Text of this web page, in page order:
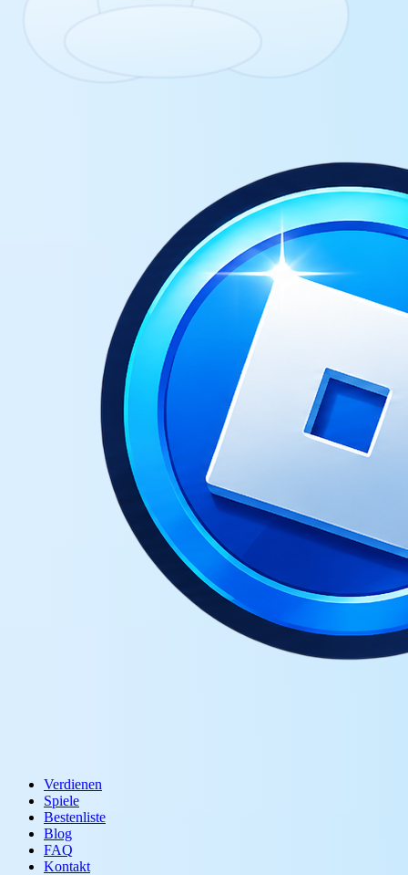
Verdienen
Spiele
Bestenliste
Blog
FAQ
Kontakt